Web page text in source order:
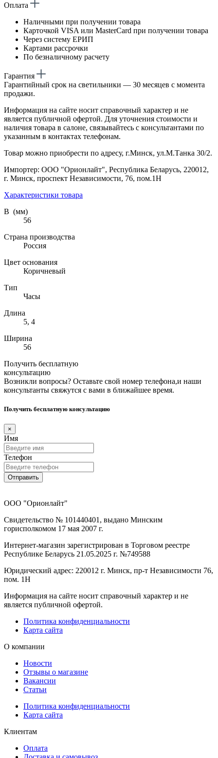
Оплата
Наличными при получении товара
Карточкой VISA или MasterCard при получении товара
Через систему ЕРИП
Картами рассрочки
По безналичному расчету
Гарантия
Гарантийный срок на светильники — 30 месяцев с момента
продажи.
Информация на сайте носит справочный характер и не
является публичной офертой. Для уточнения стоимости и
наличия товара в салоне, связывайтесь с консультантами по
указанным в контактах телефонам.
Товар можно приобрести по адресу, г.Минск, ул.М.Танка 30/2.
Импортер: ООО "Орионлайт", Республика Беларусь, 220012,
г. Минск, проспект Независимости, 76, пом.1Н
Характеристики товара
В (мм)
56
Страна производства
Россия
Цвет основания
Коричневый
Тип
Часы
Длина
5, 4
Ширина
56
Получить бесплатную
консультацию
Возникли вопросы? Оставьте свой номер телефона,и наши
консультанты свяжутся с вами в ближайшее время.
Получить бесплатную консультацию
×
Имя
Телефон
Отправить
ООО "Орионлайт"
Свидетельство № 101440401, выдано Минским
горисполкомом 17 мая 2007 г.
Интернет-магазин зарегистрирован в Торговом реестре
Республике Беларусь 21.05.2025 г. №749588
Юридический адрес: 220012 г. Минск, пр-т Независимости 76,
пом. 1Н
Информация на сайте носит справочный характер и не
является публичной офертой.
Политика конфиденциальности
Карта сайта
О компании
Новости
Отзывы о магазине
Вакансии
Статьи
Политика конфиденциальности
Карта сайта
Клиентам
Оплата